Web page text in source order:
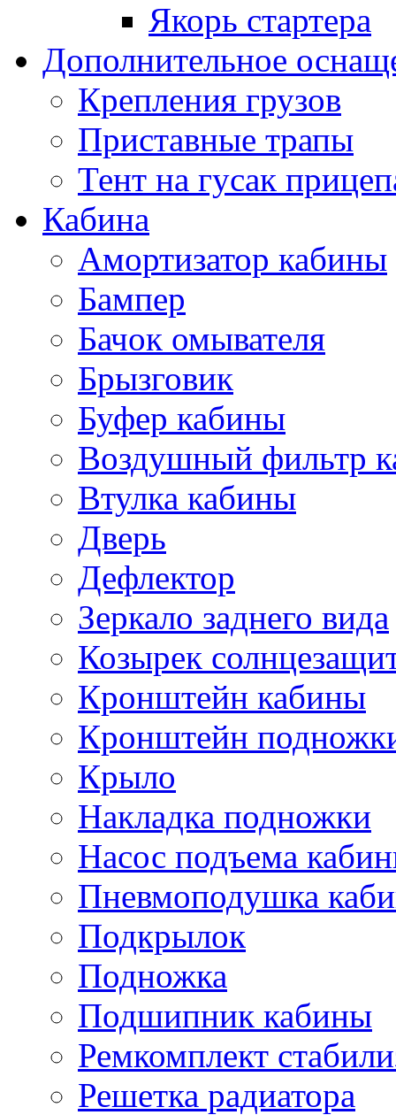
Якорь стартера
Дополнительное
Крепления грузов
Приставные трапы
Тент на гусак
Кабина
Амортизатор кабины
Бампер
Бачок омывателя
Брызговик
Буфер кабины
Воздушный фильтр
Втулка кабины
Дверь
Дефлектор
Зеркало заднего вида
Козырек
Кронштейн кабины
Кронштейн
Крыло
Накладка подножки
Насос подъема
Пневмоподушка
Подкрылок
Подножка
Подшипник кабины
Ремкомплект
Решетка радиатора